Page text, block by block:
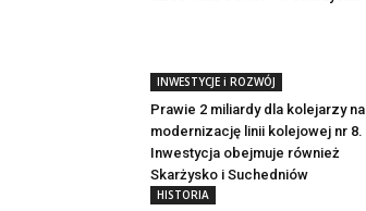
INWESTYCJE i ROZWÓJ
Prawie 2 miliardy dla kolejarzy na
modernizację linii kolejowej nr 8.
Inwestycja obejmuje również
Skarżysko i Suchedniów
HISTORIA